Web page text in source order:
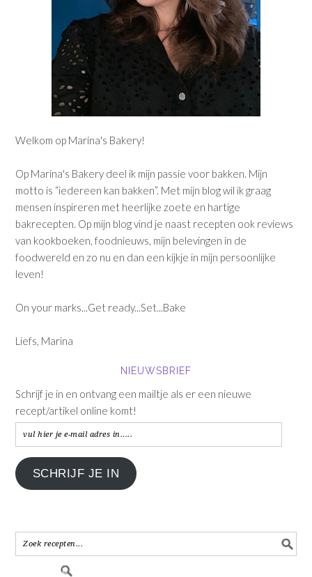
Welkom op Marina's Bakery!
Op Marina's Bakery deel ik mijn passie voor bakken. Mijn
motto is “iedereen kan bakken”. Met mijn blog wil ik graag
mensen inspireren met heerlijke zoete en hartige
bakrecepten. Op mijn blog vind je naast recepten ook reviews
van kookboeken, foodnieuws, mijn belevingen in de
foodwereld en zo nu en dan een kijkje in mijn persoonlijke
leven!
On your marks...Get ready...Set...Bake
Liefs, Marina
NIEUWSBRIEF
Schrijf je in en ontvang een mailtje als er een nieuwe
recept/artikel online komt!
vul
hier
je
e-
in.....
SCHRIJF JE IN